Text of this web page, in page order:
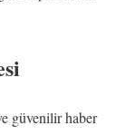
güvenilir haber